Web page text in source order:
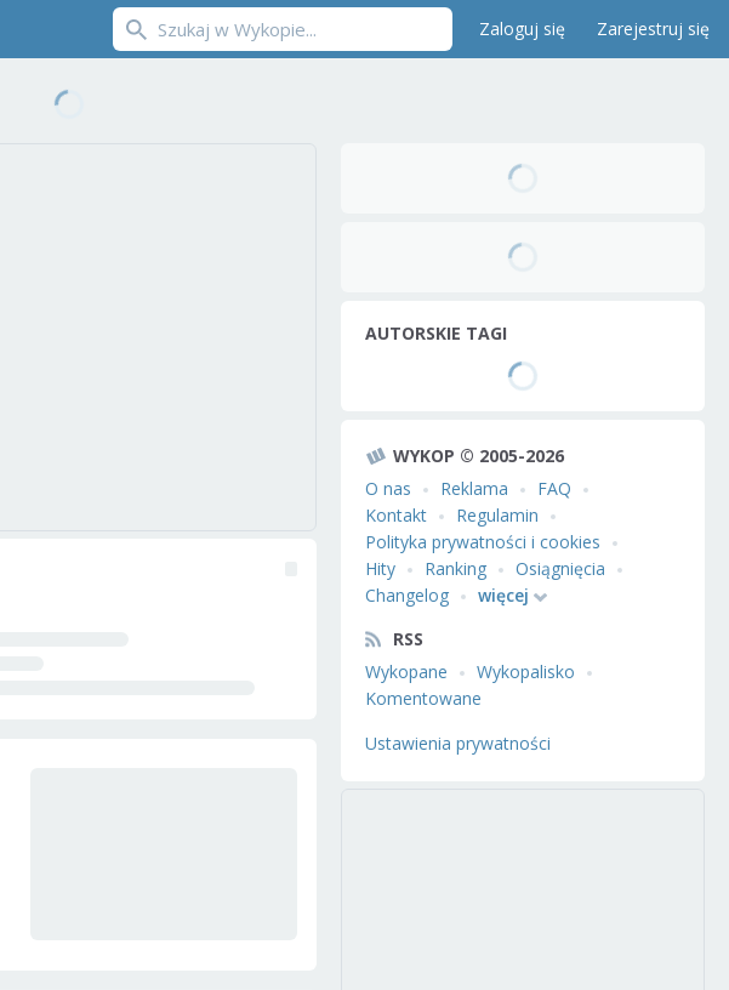
Zaloguj się Zarejestruj się
AUTORSKIE TAGI
WYKOP © 2005-2026
O nas
Reklama
FAQ
Kontakt
Regulamin
Polityka prywatności i cookies
Hity
Ranking
Osiągnięcia
Changelog
więcej
RSS
Wykopane
Wykopalisko
Komentowane
Ustawienia prywatności